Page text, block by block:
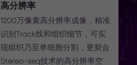
高分辨率
1200万像素高分辨率成像，精准
识别Track线和组织细节，可实
现组织乃至单细胞分割，更契合
Stereo-seq技术的高分辨率空